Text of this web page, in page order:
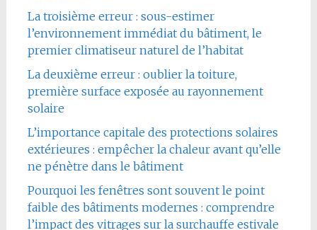
La troisième erreur : sous-estimer
l’environnement immédiat du bâtiment, le
premier climatiseur naturel de l’habitat
La deuxième erreur : oublier la toiture,
première surface exposée au rayonnement
solaire
L’importance capitale des protections solaires
extérieures : empêcher la chaleur avant qu’elle
ne pénètre dans le bâtiment
Pourquoi les fenêtres sont souvent le point
faible des bâtiments modernes : comprendre
l’impact des vitrages sur la surchauffe estivale